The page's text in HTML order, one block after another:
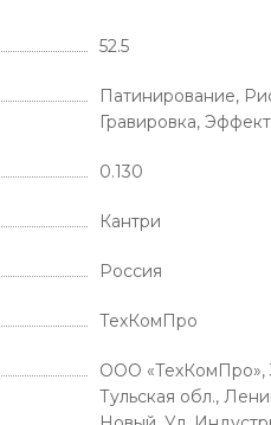
52.5
Патинирование,
Гравировка,
0.130
Кантри
Россия
ТехКомПро
ООО «ТехКомПро»,
Тульская обл.,